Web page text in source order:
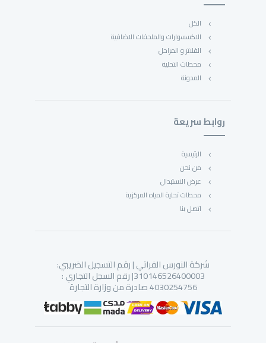
روابط سريعة
الرئيسية
من نحن
عرض الاستبدال
محطات تحلية المياه المركزية
اتصل بنا
الكل
الاكسسوارات والملحقات الاضافية
الفلاتر و المراحل
محطات التحلية
المدونة
شركة النورس الفراتي | رقم التسجيل الضريبي:
310146526400003| رقم السجل التجاري :
4030254756 صادرة من وزارة التجارة